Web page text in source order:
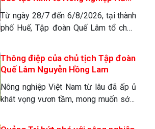
đoạn 2026 – 2031. Sự kiện đánh dấu
bước ngoặt quan trọng trong việc định
hình mô hình nông lâm nghiệp […]
cơ Tuần hoàn tại Huế
Từ ngày 28/7 đến 6/8/2026, tại thành
phố Huế, Tập đoàn Quế Lâm tổ chức
nghiệp hữu cơ tuần hoàn, liên kết chuỗi
giá trị Quế Lâm cho gần 100 học viên
là cán bộ khuyến nông cơ sở, hộ làm
giàu trong chuỗi liên kết giá […]
Thông điệp của chủ tịch Tập đoàn
Quế Lâm Nguyễn Hồng Lam
Nông nghiệp Việt Nam từ lâu đã ấp ủ
khát vọng vươn tầm, mong muốn sớm
quốc tế. Thế nhưng, trong cơn lốc của